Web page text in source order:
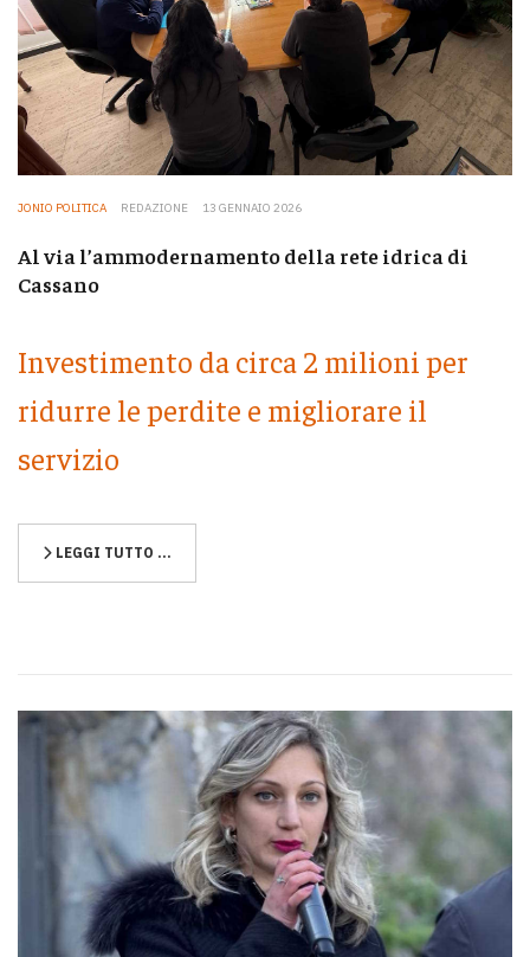
JONIO POLITICA REDAZIONE 13 GENNAIO 2026
Al via l’ammodernamento della rete idrica di
Cassano
Investimento da circa 2 milioni per
ridurre le perdite e migliorare il
servizio
LEGGI TUTTO …